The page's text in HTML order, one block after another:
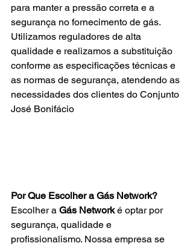
para manter a pressão correta e a
segurança no fornecimento de gás.
Utilizamos reguladores de alta
qualidade e realizamos a substituição
conforme as especificações técnicas e
as normas de segurança, atendendo as
necessidades dos clientes do Conjunto
José Bonifácio
Por Que Escolher a Gás Network?
Escolher a Gás Network é optar por
segurança, qualidade e
profissionalismo. Nossa empresa se